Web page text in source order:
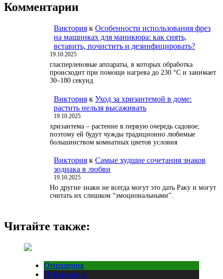
Комментарии
Виктория к Особенности использования фрез
на машинках для маникюра: как снять,
вставить, почистить и дезинфицировать?
19.10.2025
гласперленовые аппараты, в которых обработка
происходит при помощи нагрева до 230 °С и занимает
30–180 секунд
Виктория к Уход за хризантемой в доме:
растить нельзя высаживать
19.10.2025
хризантема – растение в первую очередь садовое;
поэтому ей будут чужды традиционно любимые
большинством комнатных цветов условия
Виктория к Самые худшие сочетания знаков
зодиака в любви
19.10.2025
Но другие знаки не всегда могут это дать Раку и могут
считать их слишком “эмоциональными”.
Читайте также:
Отношения
Публикации